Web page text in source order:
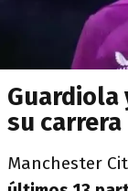
Guardiola
su carrera
Manchester